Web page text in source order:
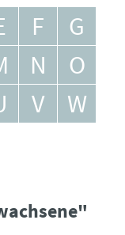
F
G
N
O
V
W